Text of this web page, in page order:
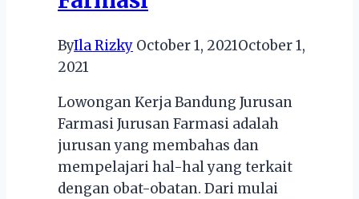
ByIla Rizky October 1, 2021October 1,
2021
Lowongan Kerja Bandung Jurusan
Farmasi Jurusan Farmasi adalah
jurusan yang membahas dan
mempelajari hal-hal yang terkait
dengan obat-obatan. Dari mulai